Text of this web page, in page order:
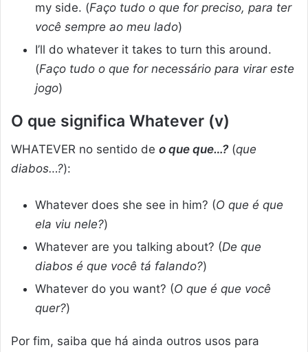
my side. (Faço tudo o que for preciso, para ter
você sempre ao meu lado)
I’ll do whatever it takes to turn this around.
(Faço tudo o que for necessário para virar este
jogo)
O que significa Whatever (v)
WHATEVER no sentido de o que que…?(que
diabos…?):
Whatever does she see in him? (O que é que
ela viu nele?)
Whatever are you talking about? (De que
diabos é que você tá falando?)
Whatever do you want? (O que é que você
quer?)
Por fim, saiba que há ainda outros usos para